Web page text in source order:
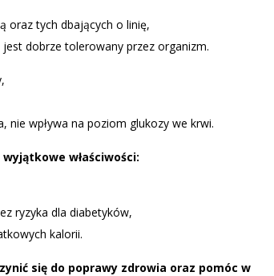
oraz tych dbających o linię,
dobrze tolerowany przez organizm.
nie wpływa na poziom glukozy we krwi.
właściwości:
ryzyka dla diabetyków,
kalorii.
się do poprawy zdrowia oraz pomóc w